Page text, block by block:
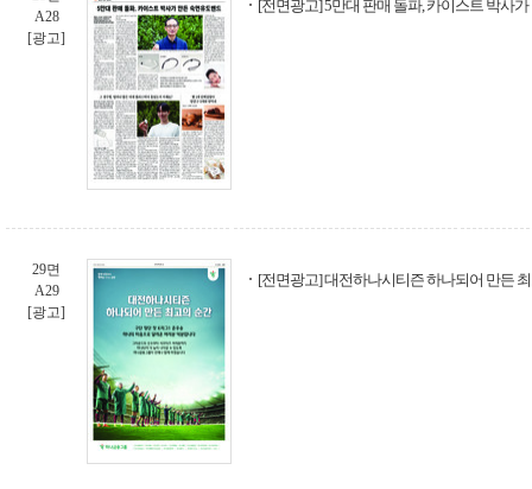
A28
[광고]
[전면광고] 5만대 판매 돌파, 카이스트 박사
29면
A29
[광고]
[전면광고] 대전하나시티즌 하나되어 만든